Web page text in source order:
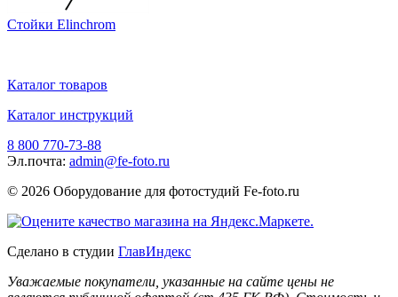
Стойки Elinchrom
Каталог товаров
Каталог инструкций
8 800 770-73-88
Эл.почта: admin@fe-foto.ru
© 2026 Оборудование для фотостудий Fe-foto.ru
Сделано в студии ГлавИндекс
Уважаемые покупатели, указанные на сайте цены не